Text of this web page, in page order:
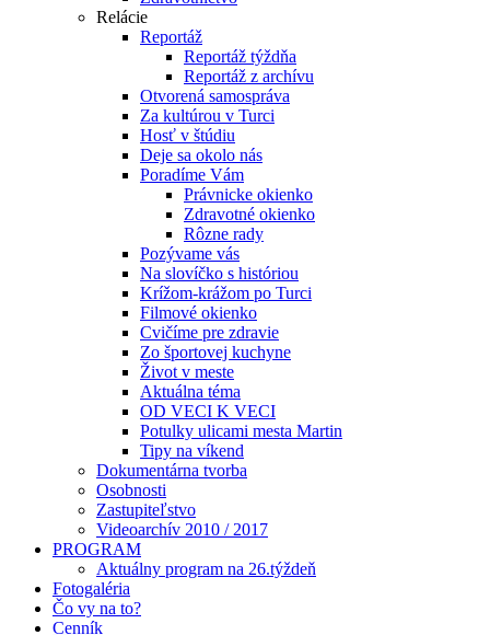
Relácie
Reportáž
Reportáž týždňa
Reportáž z archívu
Otvorená samospráva
Za kultúrou v Turci
Hosť v štúdiu
Deje sa okolo nás
Poradíme Vám
Právnicke okienko
Zdravotné okienko
Rôzne rady
Pozývame vás
Na slovíčko s históriou
Krížom-krážom po Turci
Filmové okienko
Cvičíme pre zdravie
Zo športovej kuchyne
Život v meste
Aktuálna téma
OD VECI K VECI
Potulky ulicami mesta Martin
Tipy na víkend
Dokumentárna tvorba
Osobnosti
Zastupiteľstvo
Videoarchív 2010 / 2017
PROGRAM
Aktuálny program na 26.týždeň
Fotogaléria
Čo vy na to?
Cenník